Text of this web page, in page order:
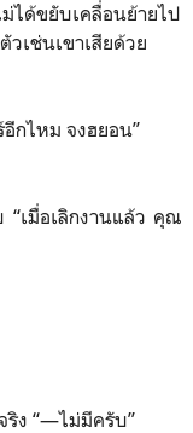
ด้ขยับเคลื่อนย้ายไป
เช่นเขาเสียด้วย
กไหม จงฮยอน”
เมื่อเลิกงานแล้ว คุณ
ง “—ไม่มีครับ”